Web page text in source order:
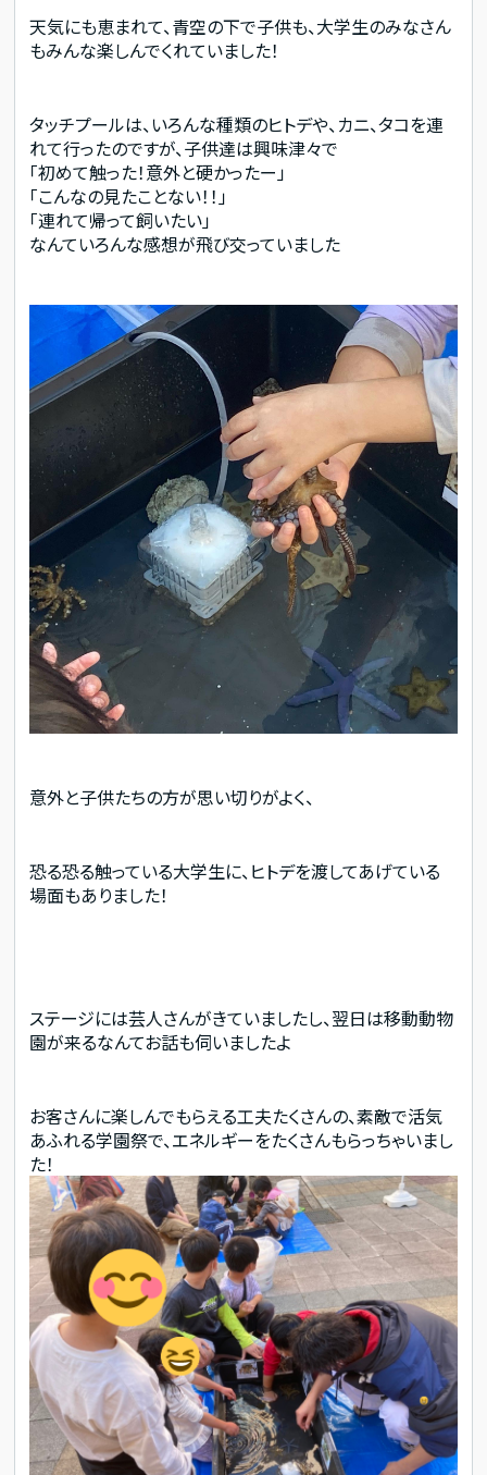
天気にも恵まれて、青空の下で子供も、大学生のみなさん
もみんな楽しんでくれていました！
タッチプールは、いろんな種類のヒトデや、カニ、タコを連
れて行ったのですが、子供達は興味津々で
「初めて触った！意外と硬かったー」
「こんなの見たことない！！」
「連れて帰って飼いたい」
なんていろんな感想が飛び交っていました
意外と子供たちの方が思い切りがよく、
恐る恐る触っている大学生に、ヒトデを渡してあげている
場面もありました！
ステージには芸人さんがきていましたし、翌日は移動動物
園が来るなんてお話も伺いましたよ
お客さんに楽しんでもらえる工夫たくさんの、素敵で活気
あふれる学園祭で、エネルギーをたくさんもらっちゃいまし
た！